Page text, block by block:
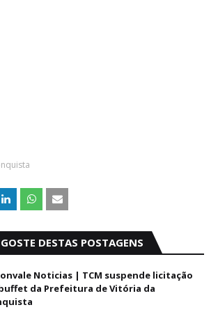
DESTAS POSTAGENS
Noticias | TCM suspende licitação
da Prefeitura de Vitória da